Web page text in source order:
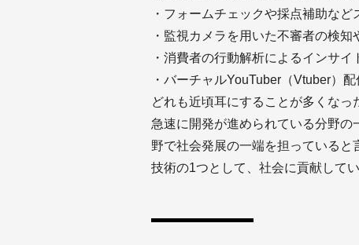
・フォームチェックや採点補助な
・監視カメラを用いた不審者の検知
・消費者の行動解析によるインサイ
・バーチャルYouTuber（Vtuber）
どれも近頃耳にすることが多くなっ
急速に開発が進められている分野
野で社会発展の一端を担っている
技術の1つとして、社会に貢献して